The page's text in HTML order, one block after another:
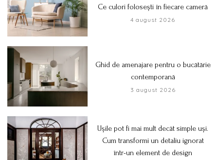
Ce culori folosești în fiecare cameră
4 august 2026
Ghid de amenajare pentru o bucătărie
contemporană
3 august 2026
Ușile pot fi mai mult decât simple uși.
Cum transformi un detaliu ignorat
într-un element de design